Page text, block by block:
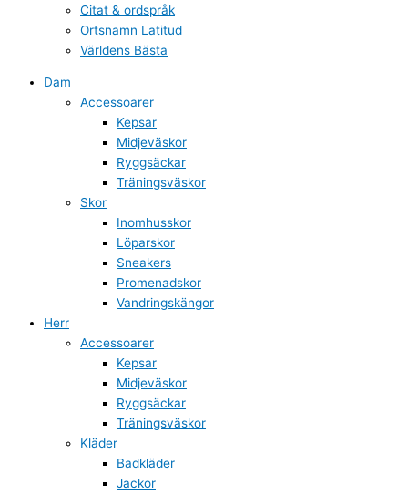
Citat & ordspråk
Ortsnamn Latitud
Världens Bästa
Dam
Accessoarer
Kepsar
Midjeväskor
Ryggsäckar
Träningsväskor
Skor
Inomhusskor
Löparskor
Sneakers
Promenadskor
Vandringskängor
Herr
Accessoarer
Kepsar
Midjeväskor
Ryggsäckar
Träningsväskor
Kläder
Badkläder
Jackor